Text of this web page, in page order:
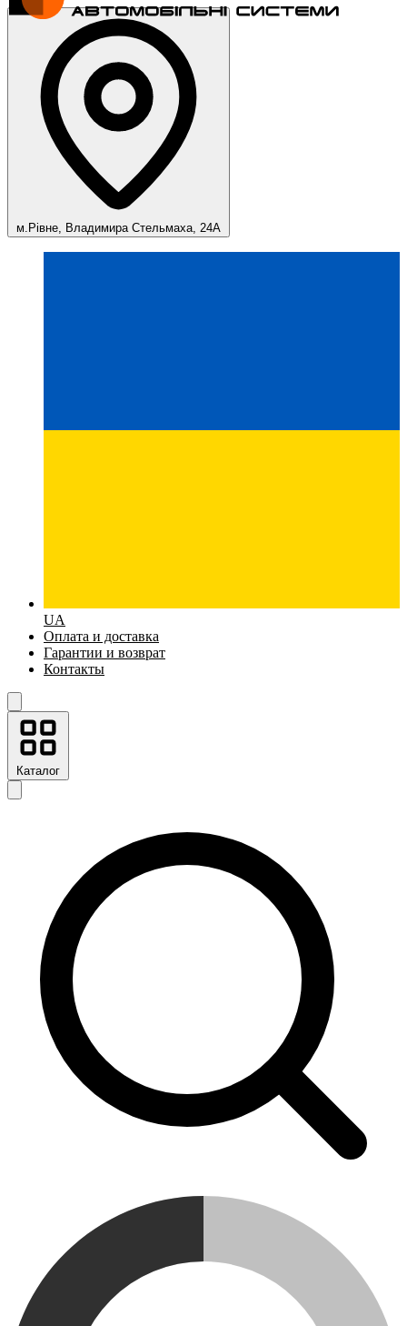
м.Рівне, Владимира Стельмаха, 24А
UA
Оплата и доставка
Гарантии и возврат
Контакты
Каталог